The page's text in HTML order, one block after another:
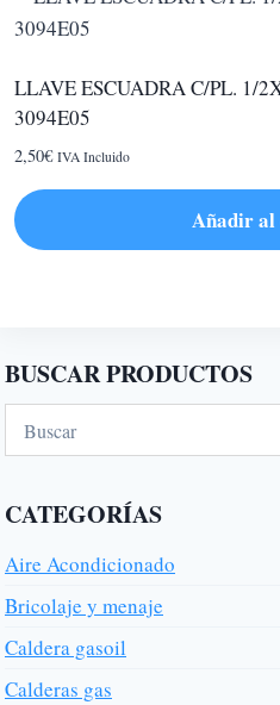
producto
LLAVE ESCUADRA C/PL. 1/
3094E05
2,50€ IVA Incluido
Añadir
BUSCAR PRODUCTOS
CATEGORÍAS
Aire Acondicionado
Bricolaje y menaje
Caldera gasoil
Calderas gas